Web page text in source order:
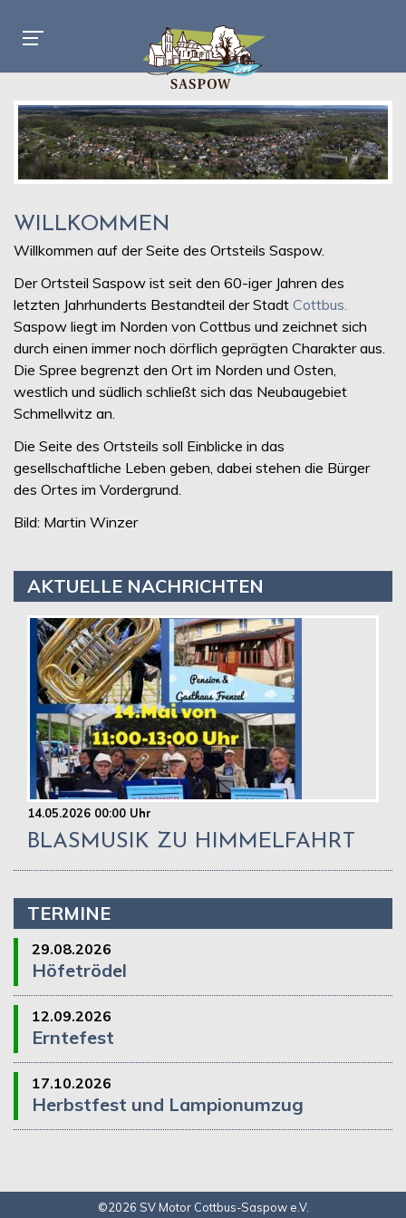
WILLKOMMEN
Willkommen auf der Seite des Ortsteils Saspow.
Der Ortsteil Saspow ist seit den 60-iger Jahren des
letzten Jahrhunderts Bestandteil der Stadt Cottbus.
Saspow liegt im Norden von Cottbus und zeichnet sich
durch einen immer noch dörflich geprägten Charakter aus.
Die Spree begrenzt den Ort im Norden und Osten,
westlich und südlich schließt sich das Neubaugebiet
Schmellwitz an.
Die Seite des Ortsteils soll Einblicke in das
gesellschaftliche Leben geben, dabei stehen die Bürger
des Ortes im Vordergrund.
Bild: Martin Winzer
AKTUELLE NACHRICHTEN
14.05.2026 00:00 Uhr
BLASMUSIK ZU HIMMELFAHRT
TERMINE
29.08.2026
Höfetrödel
12.09.2026
Erntefest
17.10.2026
Herbstfest und Lampionumzug
©2026 SV Motor Cottbus-Saspow e.V.